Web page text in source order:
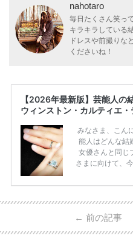
nahotaro
毎日たくさん笑っ
キラキラしている
ドレスや前撮りな
くださいね！
【2026年最新版】芸能人の
ウィンストン・カルティエ
みなさま、こん
能人はどんな結
女優さんと同じ
さまに向けて、
ーウィンストン
日本で人気のブ
・愛用している
← 前の記事